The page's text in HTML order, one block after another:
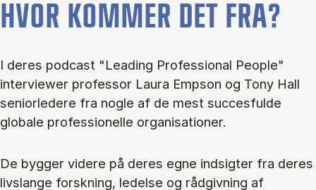
HVOR KOMMER DET FRA?
I deres podcast "Leading Professional People"
interviewer professor Laura Empson og Tony Hall
seniorledere fra nogle af de mest succesfulde
globale professionelle organisationer.
De bygger videre på deres egne indsigter fra deres
livslange forskning, ledelse og rådgivning af